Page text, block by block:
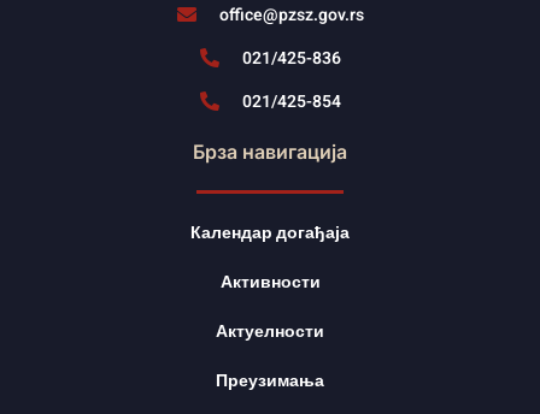
office@pzsz.gov.rs
021/425-836
021/425-854
Брза навигација
Календар догађаја
Активности
Актуелности
Преузимања